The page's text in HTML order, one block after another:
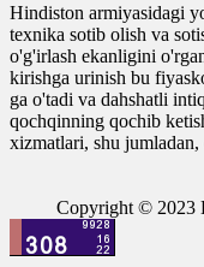
Hindiston armiyasidagi
texnika sotib olish va
o'g'irlash ekanligini
kirishga urinish bu
ga o'tadi va dahshatli
qochqinning qochib
xizmatlari, shu
Copyright © 2023